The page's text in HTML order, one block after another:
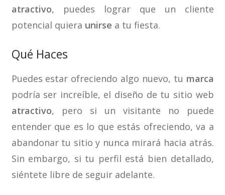
atractivo, puedes lograr que un cliente
potencial quiera unirse a tu fiesta.
Qué Haces
Puedes estar ofreciendo algo nuevo, tu marca
podría ser increíble, el diseño de tu sitio web
atractivo, pero si un visitante no puede
entender que es lo que estás ofreciendo, va a
abandonar tu sitio y nunca mirará hacia atrás.
Sin embargo, si tu perfil está bien detallado,
siéntete libre de seguir adelante.